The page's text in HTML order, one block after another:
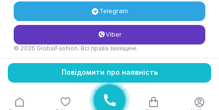
Telegram
Viber
© 2026 GlobalFashion. Всі права захищені.
Умови повернення та обміну товару
Повідомити про наявність